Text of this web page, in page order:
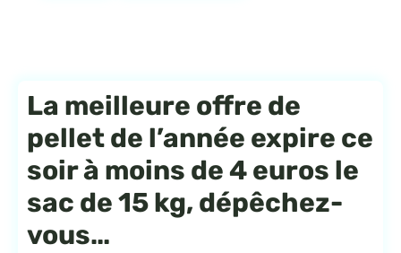
La meilleure offre de
pellet de l’année expire ce
soir à moins de 4 euros le
sac de 15 kg, dépêchez-
vous…